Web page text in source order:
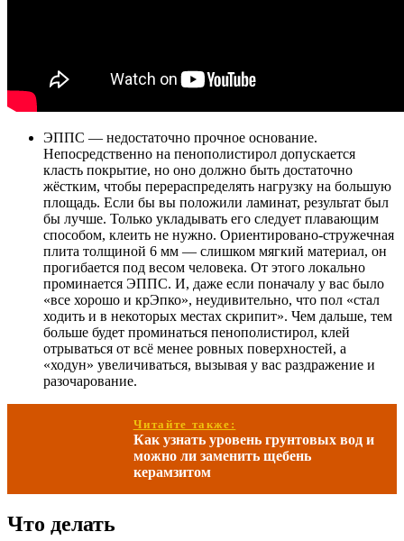
ЭППС — недостаточно прочное основание.
Непосредственно на пенополистирол допускается
класть покрытие, но оно должно быть достаточно
жёстким, чтобы перераспределять нагрузку на большую
площадь. Если бы вы положили ламинат, результат был
бы лучше. Только укладывать его следует плавающим
способом, клеить не нужно. Ориентировано-стружечная
плита толщиной 6 мм — слишком мягкий материал, он
прогибается под весом человека. От этого локально
проминается ЭППС. И, даже если поначалу у вас было
«все хорошо и крЭпко», неудивительно, что пол «стал
ходить и в некоторых местах скрипит». Чем дальше, тем
больше будет проминаться пенополистирол, клей
отрываться от всё менее ровных поверхностей, а
«ходун» увеличиваться, вызывая у вас раздражение и
разочарование.
Читайте также:
Как узнать уровень грунтовых вод и
можно ли заменить щебень
керамзитом
Что делать